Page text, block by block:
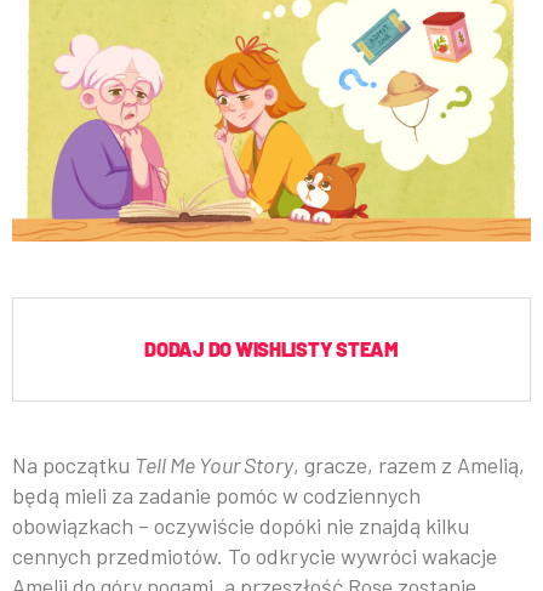
DODAJ DO WISHLISTY STEAM
Na początku Tell Me Your Story, gracze, razem z Amelią,
będą mieli za zadanie pomóc w codziennych
obowiązkach – oczywiście dopóki nie znajdą kilku
cennych przedmiotów. To odkrycie wywróci wakacje